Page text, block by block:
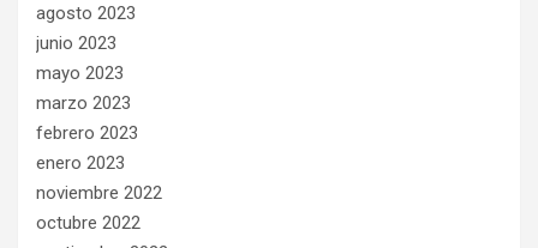
agosto 2023
junio 2023
mayo 2023
marzo 2023
febrero 2023
enero 2023
noviembre 2022
octubre 2022